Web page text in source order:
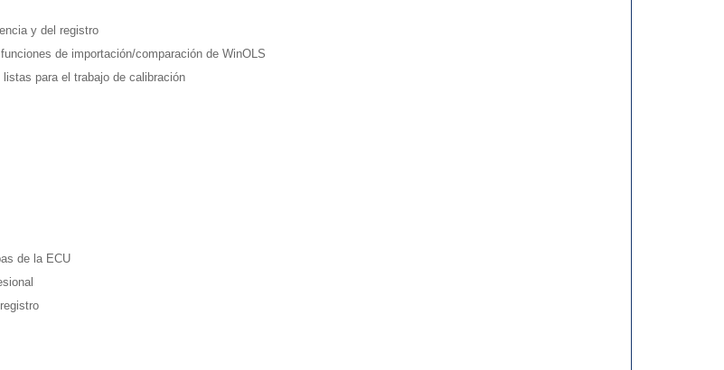
y del registro
de importación/comparación de WinOLS
para el trabajo de calibración
de la ECU